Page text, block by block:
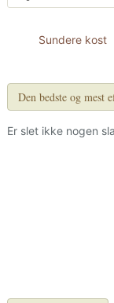
Sundere kost
Den bedste og mest
Er slet ikke nogen